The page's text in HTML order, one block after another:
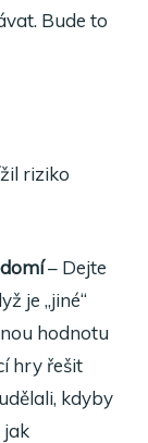
Bude to
riziko
– Dejte
je „jiné“
hodnotu
hry řešit
kdyby
jak